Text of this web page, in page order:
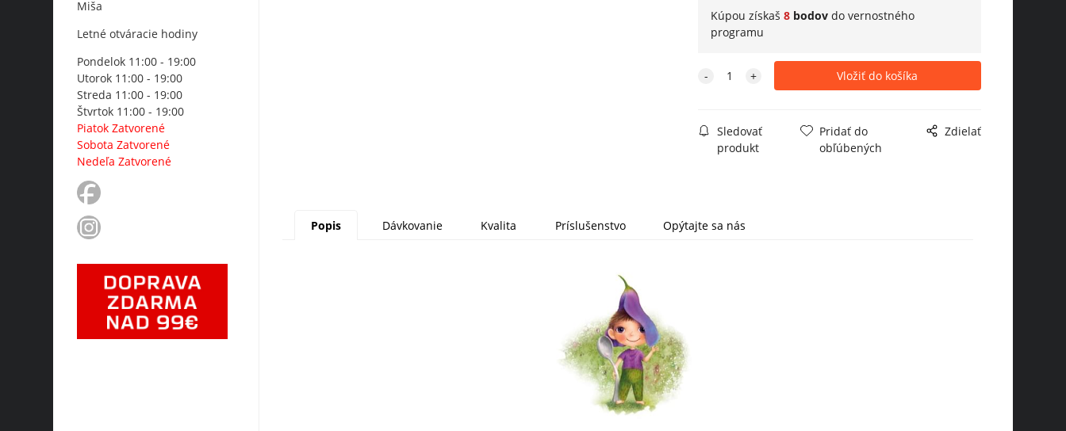
Miša
Letné otváracie hodiny
Pondelok 11:00 - 19:00
Utorok 11:00 - 19:00
Streda 11:00 - 19:00
Štvrtok 11:00 - 19:00
Piatok Zatvorené
Sobota Zatvorené
Nedeľa Zatvorené
Kúpou získaš8 bodov dovernostného
programu
Sledovať
produkt
Pridať do
obľúbených
Zdielať
Popis Dávkovanie Kvalita Príslušenstvo Opýtajte sa nás